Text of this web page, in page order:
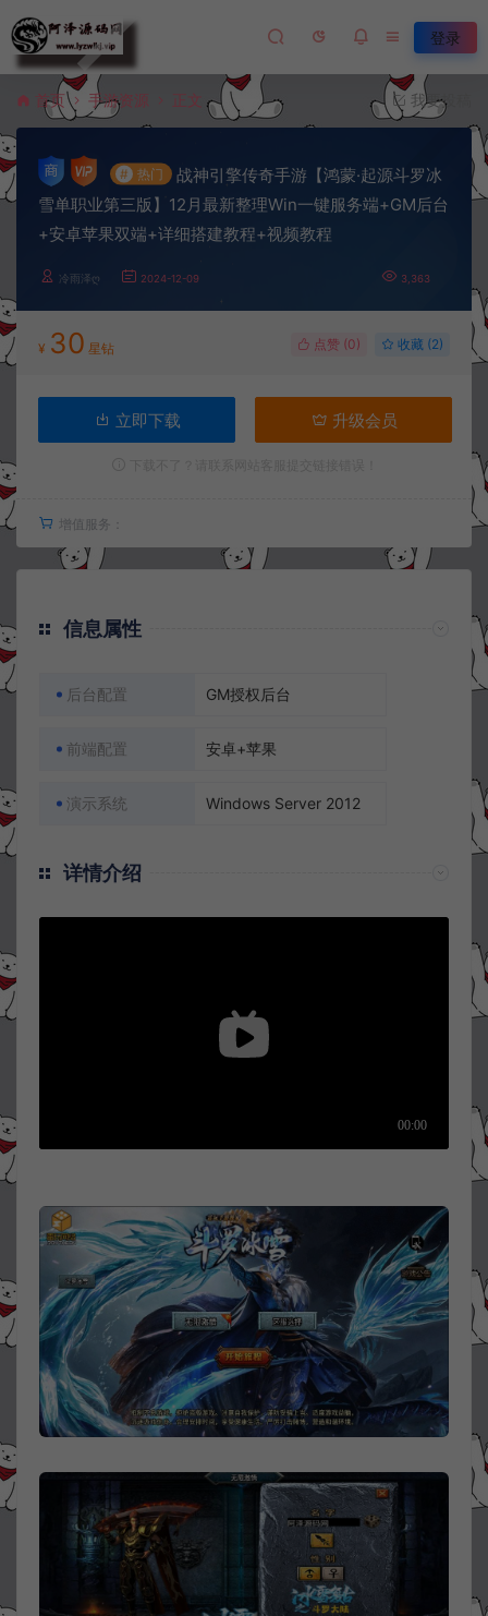
登录
首页 手游资源 正文 我要投稿
# 热门
战神引擎传奇手游【鸿蒙·起源斗罗冰
雪单职业第三版】12月最新整理Win一键服务端+GM后台
+安卓苹果双端+详细搭建教程+视频教程
冷雨泽ღ 2024-12-09 3,363
¥ 30 星钻 点赞 (0) 收藏 (2)
立即下载 升级会员
增值服务：
信息属性
后台配置 GM授权后台
前端配置 安卓+苹果
演示系统 Windows Server 2012
详情介绍